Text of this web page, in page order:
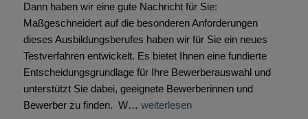
Dann haben wir eine gute Nachricht für Sie:
Maßgeschneidert auf die besonderen Anforderungen
dieses Ausbildungsberufes haben wir für Sie ein neues
Testverfahren entwickelt. Es bietet Ihnen eine fundierte
Entscheidungsgrundlage für Ihre Bewerberauswahl und
unterstützt Sie dabei, geeignete Bewerberinnen und
Bewerber zu finden. W… weiterlesen